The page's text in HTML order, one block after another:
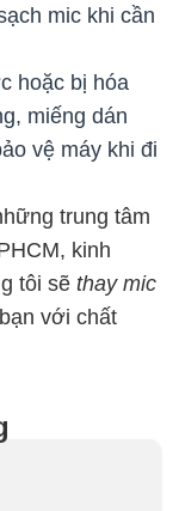
mic khi cần
hoặc bị hóa
miếng dán
vệ máy khi đi
trung tâm
kinh
tôi sẽ thay mic
với chất